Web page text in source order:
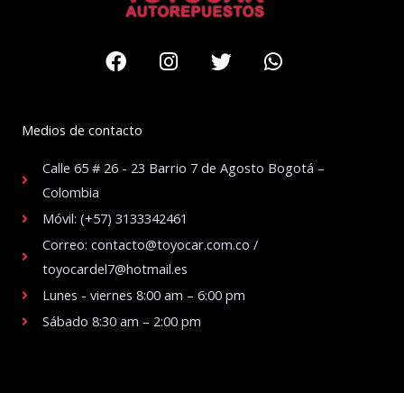
FacebookInstagram
TwitterWhatsapp
Medios de contacto
Calle 65 # 26 - 23 Barrio 7 de Agosto Bogotá –
Colombia
Móvil: (+57) 3133342461
Correo: contacto@toyocar.com.co /
toyocardel7@hotmail.es
Lunes - viernes 8:00 am – 6:00 pm
Sábado 8:30 am – 2:00 pm